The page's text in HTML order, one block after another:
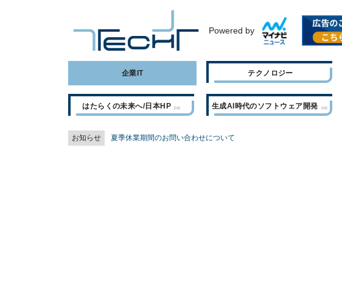
Powered by
企業IT テクノロジー
はたらくの未来へ/日本HP 生成AI時代のソフトウェア開発
お知らせ 夏季休業期間のお問い合わせについて